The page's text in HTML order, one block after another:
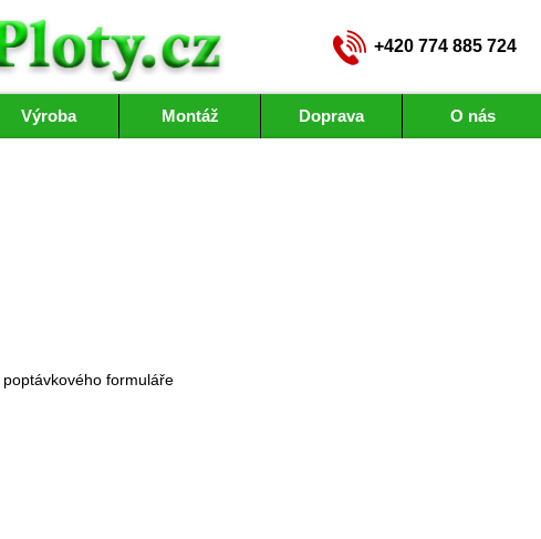
+420 774 885 724
Výroba Montáž Doprava O nás
poptávkového formuláře